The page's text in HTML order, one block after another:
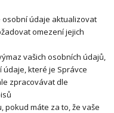
údaje aktualizovat
omezení jejich
vašich osobních údajů,
které je Správce
zpracovávat dle
pokud máte za to, že vaše